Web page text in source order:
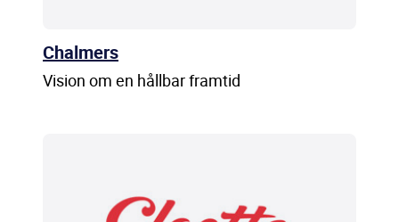
Chalmers
Vision om en hållbar framtid